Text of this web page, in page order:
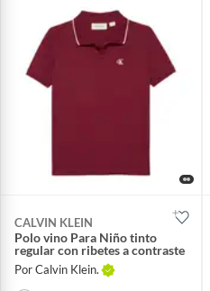
CALVIN KLEIN
Polo vino Para Niño tinto
regular con ribetes a contraste
Por Calvin Klein.